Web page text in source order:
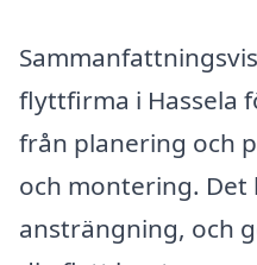
flyttfirma i Hassela
från planering och
och montering. Det
ansträngning, och